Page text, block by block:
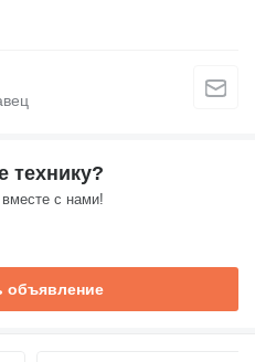
технику?
с нами!
объявление